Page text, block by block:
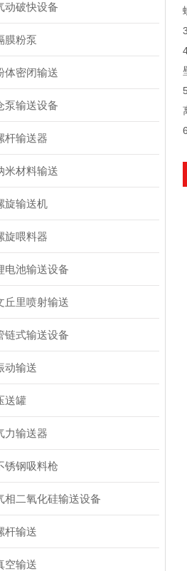
动破快设备
膜粉泵
体密闭输送
泵输送设备
杆输送器
米材料输送
旋输送机
旋喂料器
电池输送设备
丘里喷射输送
链式输送设备
动输送
送罐
力输送器
锈钢吸料枪
相二氧化硅输送设备
杆输送
空输送